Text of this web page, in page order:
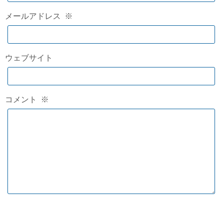
メールアドレス ※
ウェブサイト
コメント ※